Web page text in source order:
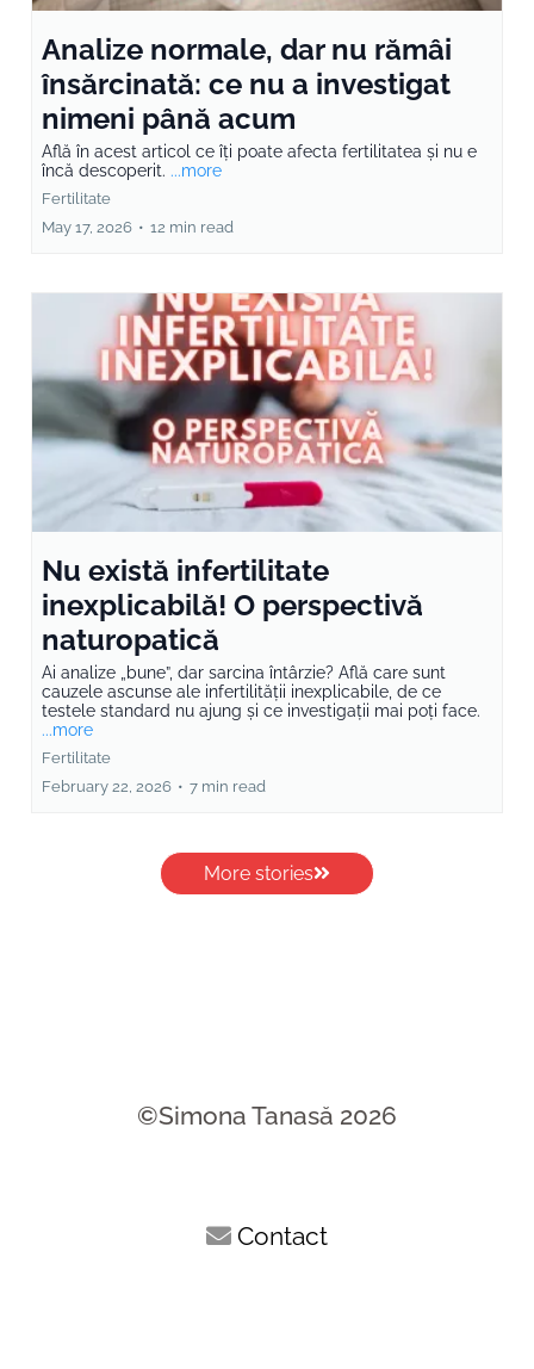
Analize normale, dar nu rămâi
însărcinată: ce nu a investigat
nimeni până acum
Află în acest articol ce îți poate afecta fertilitatea și nu e
încă descoperit. ...more
Fertilitate
May 17, 2026 • 12 min read
Nu există infertilitate
inexplicabilă! O perspectivă
naturopatică
Ai analize „bune”, dar sarcina întârzie? Află care sunt
cauzele ascunse ale infertilității inexplicabile, de ce
testele standard nu ajung și ce investigații mai poți face.
...more
Fertilitate
February 22, 2026 • 7 min read
More stories
©Simona Tanasă 2026
Contact